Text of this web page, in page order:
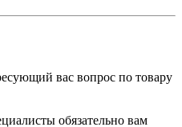
вас вопрос по товару
обязательно вам